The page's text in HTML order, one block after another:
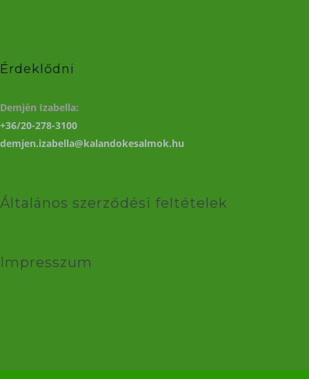
Érdeklődni
Demjén Izabella:
+36/20-278-3100
demjen.izabella@kalandokesalmok.hu
Általános szerződési feltételek
Impresszum